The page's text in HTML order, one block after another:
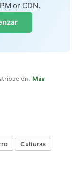
or CDN.
Más
Culturas